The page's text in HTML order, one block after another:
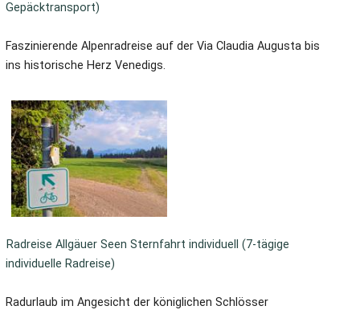
Gepäcktransport)
Faszinierende Alpenradreise auf der Via Claudia Augusta bis
ins historische Herz Venedigs.
Radreise Allgäuer Seen Sternfahrt individuell (7-tägige
individuelle Radreise)
Radurlaub im Angesicht der königlichen Schlösser